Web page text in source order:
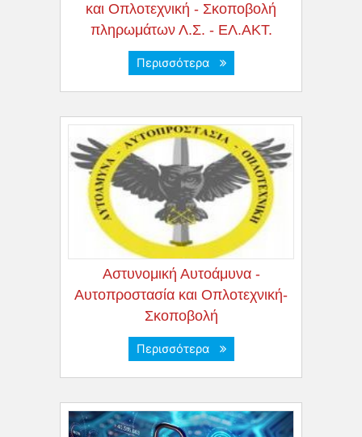
και Οπλοτεχνική - Σκοποβολή
πληρωμάτων Λ.Σ. - ΕΛ.ΑΚΤ.
Περισσότερα
Αστυνομική Αυτοάμυνα -
Αυτοπροστασία και Οπλοτεχνική-
Σκοποβολή
Περισσότερα